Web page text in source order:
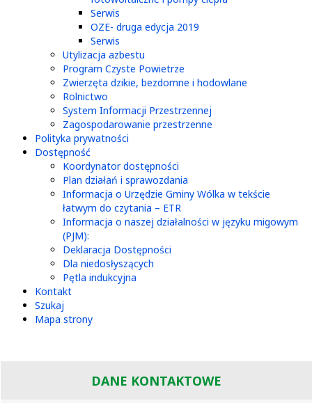
Serwis
OZE- druga edycja 2019
Serwis
Utylizacja azbestu
Program Czyste Powietrze
Zwierzęta dzikie, bezdomne i hodowlane
Rolnictwo
System Informacji Przestrzennej
Zagospodarowanie przestrzenne
Polityka prywatności
Dostępność
Koordynator dostępności
Plan działań i sprawozdania
Informacja o Urzędzie Gminy Wólka w tekście
łatwym do czytania – ETR
Informacja o naszej działalności w języku migowym
(PJM):
Deklaracja Dostępności
Dla niedosłyszących
Pętla indukcyjna
Kontakt
Szukaj
Mapa strony
DANE KONTAKTOWE